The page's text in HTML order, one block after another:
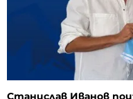
Станислав Иванов